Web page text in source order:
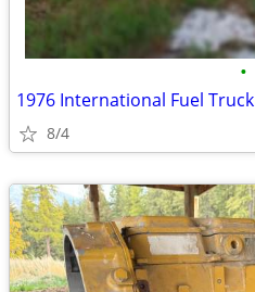
•
1976 International Fuel Truck
8/4